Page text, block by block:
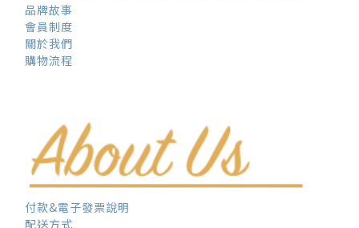
品牌故事
會員制度
關於我們
購物流程
付款&電子發票說明
配送方式